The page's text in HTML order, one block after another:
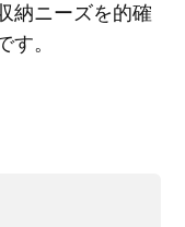
納ニーズを的確
。